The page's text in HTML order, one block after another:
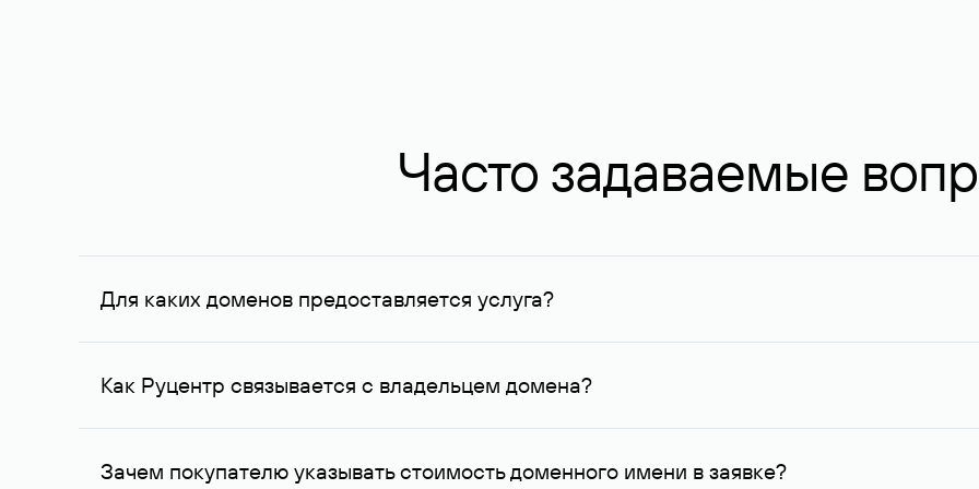
Часто задаваемые
Для каких доменов предоставляется услуга?
Услуга доступна для доменов, зарегистрированных в Руцентре и у других регистраторов. Для доменов,
Как Руцентр связывается с владельцем домена?
Для связи с владельцем домена используются его контактные данные, доступные Руцентру.
Зачем покупателю указывать стоимость доменного имени в заявке?